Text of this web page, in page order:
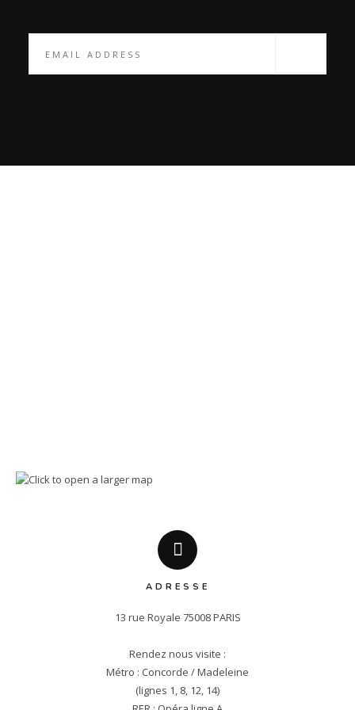
ADRESSE
13 rue Royale 75008 PARIS
Rendez nous visite :
Métro : Concorde / Madeleine
(lignes 1, 8, 12, 14)